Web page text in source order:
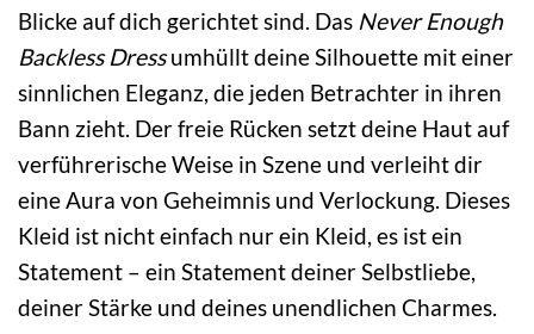
Blicke auf dich gerichtet sind. Das Never Enough
Backless Dressumhüllt deine Silhouette mit einer
sinnlichen Eleganz, die jeden Betrachter in ihren
Bann zieht. Der freie Rücken setzt deine Haut auf
verführerische Weise in Szene und verleiht dir
eine Aura von Geheimnis und Verlockung. Dieses
Kleid ist nicht einfach nur ein Kleid, es ist ein
Statement – ein Statement deiner Selbstliebe,
deiner Stärke und deines unendlichen Charmes.